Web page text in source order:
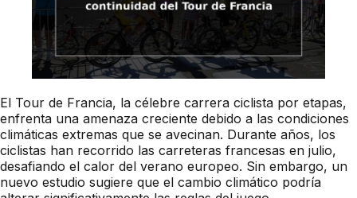
El Tour de Francia, la célebre carrera ciclista por etapas,
enfrenta una amenaza creciente debido a las condiciones
climáticas extremas que se avecinan. Durante años, los
ciclistas han recorrido las carreteras francesas en julio,
desafiando el calor del verano europeo. Sin embargo, un
nuevo estudio sugiere que el cambio climático podría